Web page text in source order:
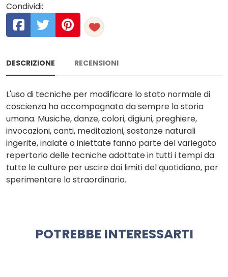
Condividi:
DESCRIZIONE RECENSIONI
L'uso di tecniche per modificare lo stato normale di
coscienza ha accompagnato da sempre la storia
umana. Musiche, danze, colori, digiuni, preghiere,
invocazioni, canti, meditazioni, sostanze naturali
ingerite, inalate o iniettate fanno parte del variegato
repertorio delle tecniche adottate in tutti i tempi da
tutte le culture per uscire dai limiti del quotidiano, per
sperimentare lo straordinario.
POTREBBE INTERESSARTI